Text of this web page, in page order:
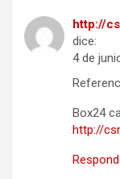
http://
dice:
4 de
Box24
http://